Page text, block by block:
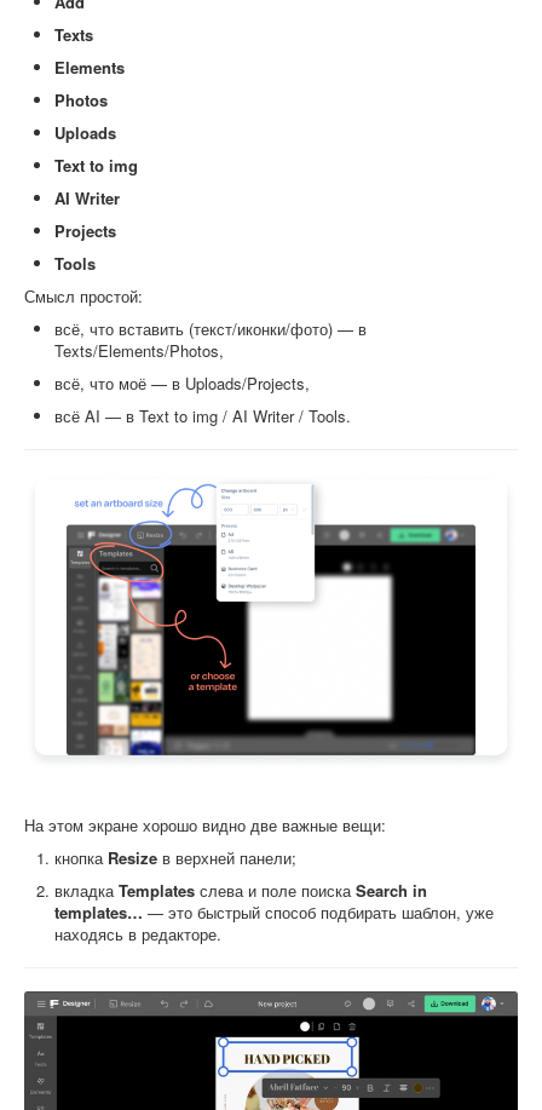
Texts
Elements
Photos
Uploads
Text to img
AI Writer
Projects
Tools
Смысл простой:
всё, что вставить (текст/иконки/фото) — в
Texts/Elements/Photos,
всё, что моё — в Uploads/Projects,
всё AI — в Text to img / AI Writer / Tools.
На этом экране хорошо видно две важные вещи:
кнопка Resize в верхней панели;
вкладкаTemplates слева и поле поискаSearch in
templates… — это быстрый способ подбирать шаблон, уже
находясь в редакторе.